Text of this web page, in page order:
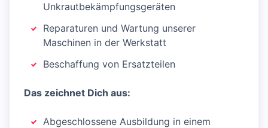
Unkrautbekämpfungsgeräten
Reparaturen und Wartung unserer
Maschinen in der Werkstatt
Beschaffung von Ersatzteilen
Das zeichnet Dich aus:
Abgeschlossene Ausbildung in einem